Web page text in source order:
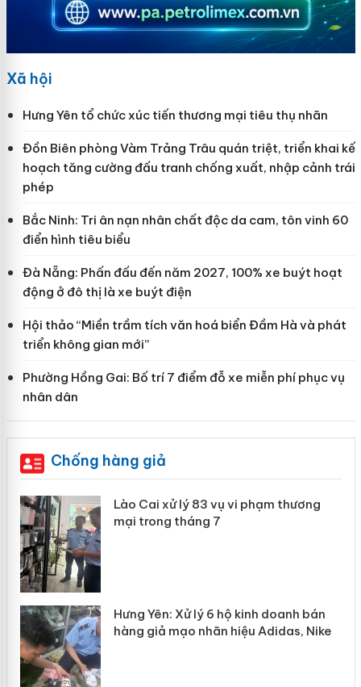
Xã hội
Hưng Yên tổ chức xúc tiến thương mại tiêu thụ nhãn
Đồn Biên phòng Vàm Trảng Trâu quán triệt, triển khai kế
hoạch tăng cường đấu tranh chống xuất, nhập cảnh trái
phép
Bắc Ninh: Tri ân nạn nhân chất độc da cam, tôn vinh 60
điển hình tiêu biểu
Đà Nẵng: Phấn đấu đến năm 2027, 100% xe buýt hoạt
động ở đô thị là xe buýt điện
Hội thảo “Miền trầm tích văn hoá biển Đầm Hà và phát
triển không gian mới”
Phường Hồng Gai: Bố trí 7 điểm đỗ xe miễn phí phục vụ
nhân dân
Chống hàng giả
Lào Cai xử lý 83 vụ vi phạm thương
mại trong tháng 7
Hưng Yên: Xử lý 6 hộ kinh doanh bán
hàng giả mạo nhãn hiệu Adidas, Nike